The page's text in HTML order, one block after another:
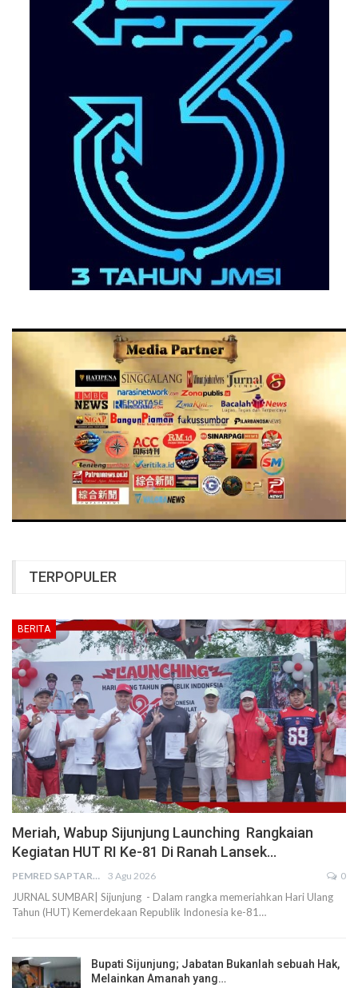
TERPOPULER
BERITA
Meriah, Wabup Sijunjung Launching Rangkaian
Kegiatan HUT RI Ke-81 Di Ranah Lansek…
PEMRED SAPTARIUS 3 Agu 2026 0
JURNAL SUMBAR| Sijunjung - Dalam rangka memeriahkan Hari Ulang
Tahun (HUT) Kemerdekaan Republik Indonesia ke-81…
Bupati Sijunjung; Jabatan Bukanlah sebuah Hak,
Melainkan Amanah yang…